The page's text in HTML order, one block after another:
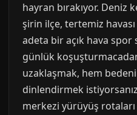
hayran bırakıyor. Deniz
şirin ilçe, tertemiz
adeta bir açık hava
günlük
uzaklaşmak, hem
dinlendirmek
merkezi yürüyüş